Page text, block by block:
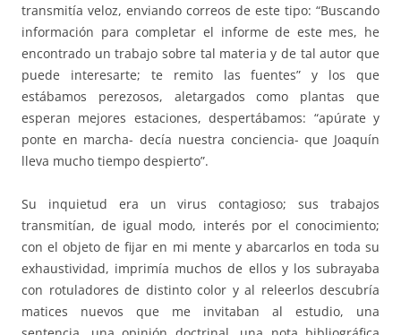
transmitía veloz, enviando correos de este tipo: “Buscando
información para completar el informe de este mes, he
encontrado un trabajo sobre tal materia y de tal autor que
puede interesarte; te remito las fuentes” y los que
estábamos perezosos, aletargados como plantas que
esperan mejores estaciones, despertábamos: “apúrate y
ponte en marcha- decía nuestra conciencia- que Joaquín
lleva mucho tiempo despierto”.
Su inquietud era un virus contagioso; sus trabajos
transmitían, de igual modo, interés por el conocimiento;
con el objeto de fijar en mi mente y abarcarlos en toda su
exhaustividad, imprimía muchos de ellos y los subrayaba
con rotuladores de distinto color y al releerlos descubría
matices nuevos que me invitaban al estudio, una